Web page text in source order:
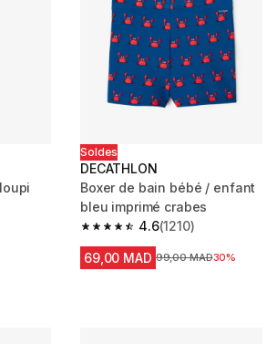
271 reviews
Soldes
DECATHLON
Boxer de bain bébé / enfant
bleu imprimé crabes
4.6
4.6 out of 5 stars from 1210
(1210)
69,00 MAD Prix avant la réduction
99,00 MAD30%